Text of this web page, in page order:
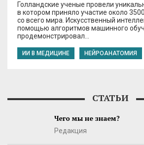
Голландские ученые провели
в котором приняло участие около
со всего мира. Искусственный
помощью алгоритмов машинного
продемонстрировал…
ИИ В МЕДИЦИНЕ НЕЙРОАНАТОМИЯ
СТАТЬИ
Чего мы не знаем?
Редакция